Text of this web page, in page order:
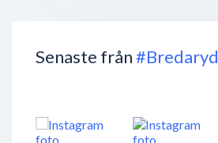
Senaste från#Bredaryd